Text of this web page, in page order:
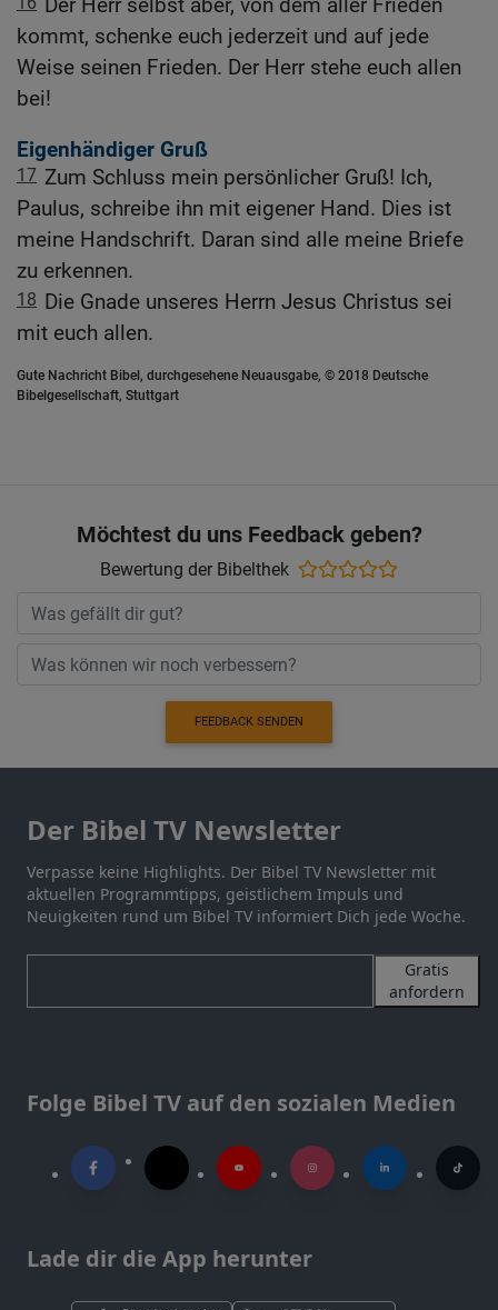
Der Herr selbst aber, von dem aller Frieden
kommt, schenke euch jederzeit und auf jede
Weise seinen Frieden. Der Herr stehe euch allen
bei!
Eigenhändiger Gruß
17 Zum Schluss mein persönlicher Gruß! Ich,
Paulus, schreibe ihn mit eigener Hand. Dies ist
meine Handschrift. Daran sind alle meine Briefe
zu erkennen.
18 Die Gnade unseres Herrn Jesus Christus sei
mit euch allen.
Gute Nachricht Bibel, durchgesehene Neuausgabe, © 2018 Deutsche
Bibelgesellschaft, Stuttgart
Möchtest du uns Feedback geben?
Bewertung der Bibelthek
FEEDBACK SENDEN
Der Bibel TV Newsletter
Verpasse keine Highlights. Der Bibel TV Newsletter mit
aktuellen Programmtipps, geistlichem Impuls und
Neuigkeiten rund um Bibel TV informiert Dich jede Woche.
Gratis
anfordern
Folge Bibel TV auf den sozialen Medien
Lade dir die App herunter